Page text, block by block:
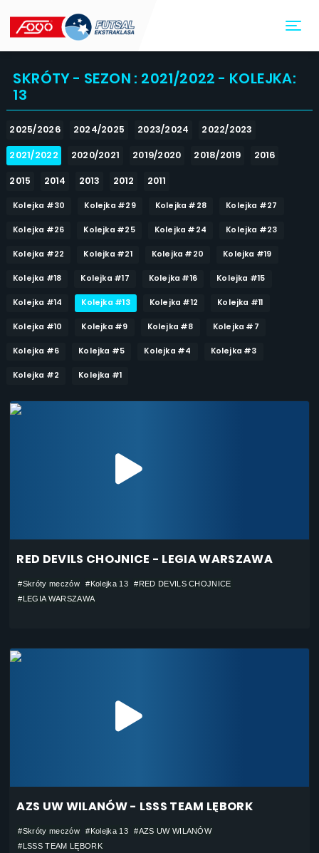
SKRÓTY - SEZON : 2021/2022 - KOLEJKA:
13
2025/2026 2024/2025 2023/2024 2022/2023
2021/2022 2020/2021 2019/2020 2018/2019 2016
2015 2014 2013 2012 2011
Kolejka #30 Kolejka #29 Kolejka #28 Kolejka #27
Kolejka #26 Kolejka #25 Kolejka #24 Kolejka #23
Kolejka #22 Kolejka #21 Kolejka #20 Kolejka #19
Kolejka #18 Kolejka #17 Kolejka #16 Kolejka #15
Kolejka #14 Kolejka #13 Kolejka #12 Kolejka #11
Kolejka #10 Kolejka #9 Kolejka #8 Kolejka #7
Kolejka #6 Kolejka #5 Kolejka #4 Kolejka #3
Kolejka #2 Kolejka #1
RED DEVILS CHOJNICE - LEGIA WARSZAWA
#Skróty meczów #Kolejka 13
#RED DEVILS CHOJNICE
#LEGIA WARSZAWA
AZS UW WILANÓW - LSSS TEAM LĘBORK
#Skróty meczów #Kolejka 13
#AZS UW WILANÓW
#LSSS TEAM LĘBORK